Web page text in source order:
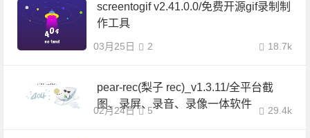
screentogif v2.41.0.0/免费开源gif录制制
作工具
03月25日 18.7k
2
pear-rec(梨子 rec)_v1.3.11/全平台截
图、录屏、录音、录像一体软件
02月24日 29.4k
5